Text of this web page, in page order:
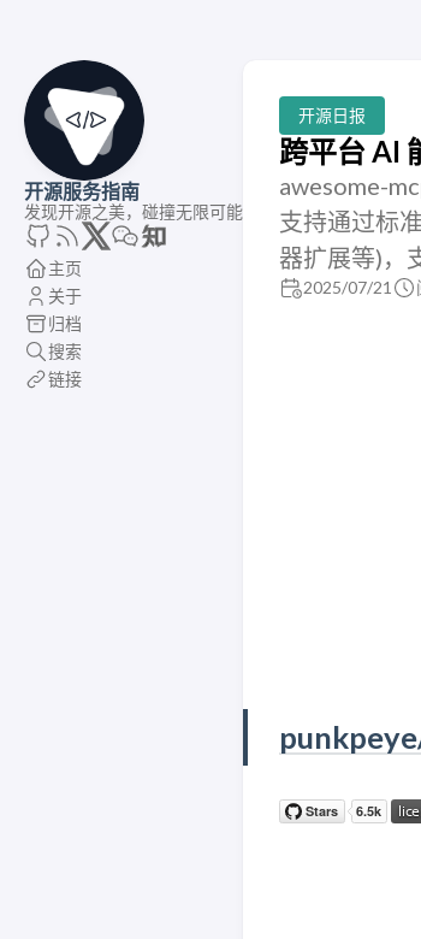
开源服务指南
发现开源之美，碰撞无限可能
主页
关于
归档
搜索
链接
开源日报
跨平台 AI
awesome-
支持通过标
器扩展等)，
2025/07/21